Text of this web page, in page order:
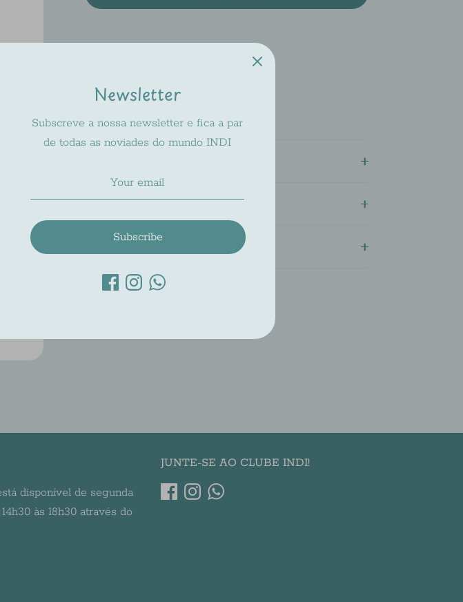
Check availability at other stores
Envio e Pagamentos
on
on
it
Newsletter
Subscreve a nossa newsletter e fica a par
de todas as noviades do mundo INDI
Subscribe
disponível de segunda
às 18h30 através do
JUNTE-SE AO CLUBE INDI!